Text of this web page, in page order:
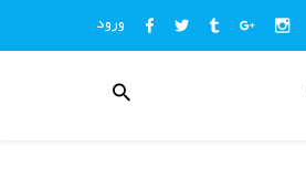
ورود
منوی
کاربری